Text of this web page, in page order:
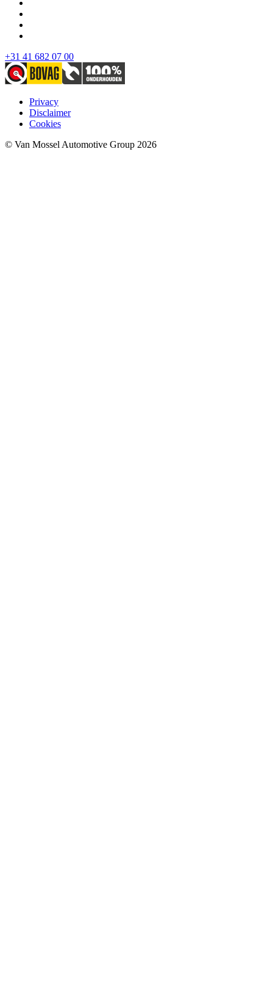
+31 41 682 07 00
Privacy
Disclaimer
Cookies
© Van Mossel Automotive Group 2026